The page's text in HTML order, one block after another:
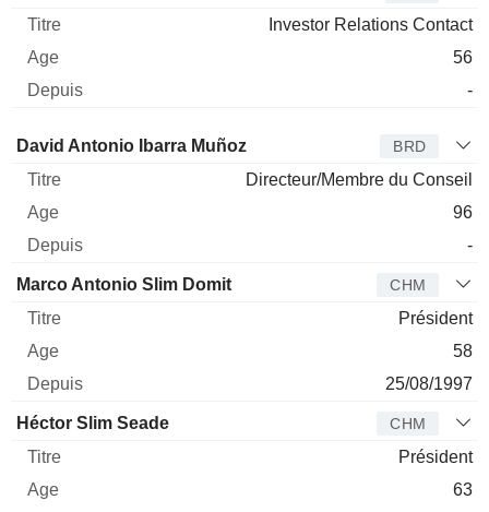
Investor Relations Contact
56
-
Administrateur Titre Age Depuis
David Antonio Ibarra Muñoz BRD
Directeur/Membre du Conseil
96
-
Marco Antonio Slim Domit CHM
Président
58
25/08/1997
Héctor Slim Seade CHM
Président
63